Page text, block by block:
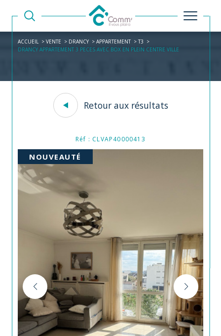
ACCUEIL VENTE DRANCY APPARTEMENT
T3
DRANCY APPARTEMENT 3 PECES AVEC BOX EN PLEIN CENTRE VILLE
Retour aux résultats
Réf : CLVAP40000413
NOUVEAUTÉ